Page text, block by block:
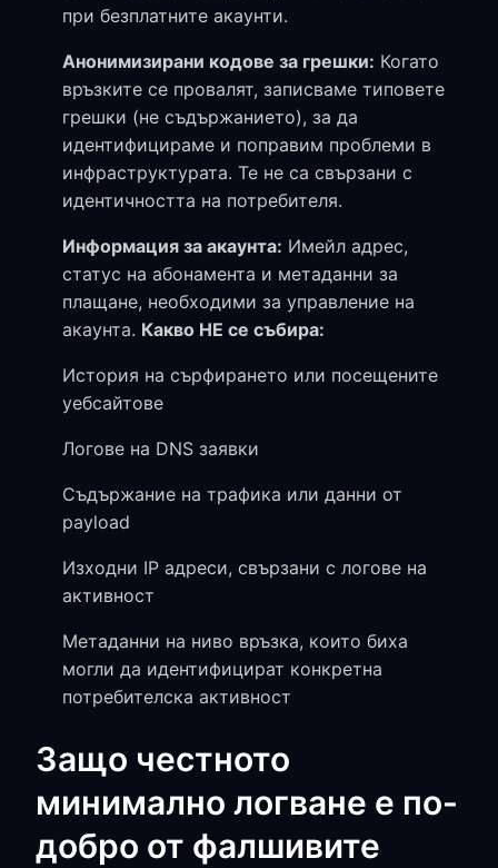
при безплатните акаунти.
Анонимизирани кодове за грешки: Когато
връзките се провалят, записваме типовете
грешки (не съдържанието), за да
идентифицираме и поправим проблеми в
инфраструктурата. Те не са свързани с
идентичността на потребителя.
Информация за акаунта: Имейл адрес,
статус на абонамента и метаданни за
плащане, необходими за управление на
акаунта. Какво НЕ се събира:
История на сърфирането или посещените
уебсайтове
Логове на DNS заявки
Съдържание на трафика или данни от
payload
Изходни IP адреси, свързани с логове на
активност
Метаданни на ниво връзка, които биха
могли да идентифицират конкретна
потребителска активност
Защо честното
минимално логване е по-
добро от фалшивите